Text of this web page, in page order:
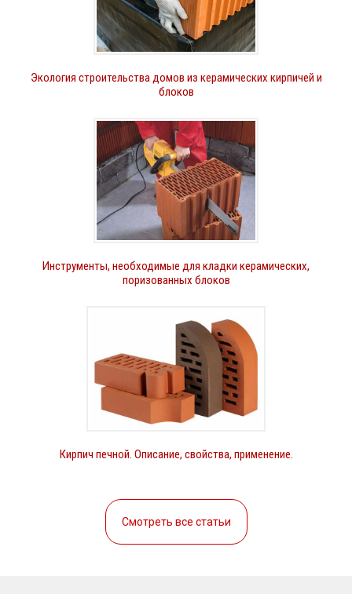
Экология строительства домов из керамических кирпичей и
блоков
Инструменты, необходимые для кладки керамических,
поризованных блоков
Кирпич печной. Описание, свойства, применение.
Смотреть все статьи